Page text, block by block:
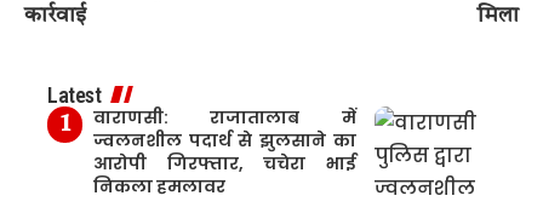
कार्रवाई
मिला
Latest
वाराणसी: राजातालाब में
ज्वलनशील पदार्थ से झुलसाने का
आरोपी गिरफ्तार, चचेरा भाई
निकला हमलावर